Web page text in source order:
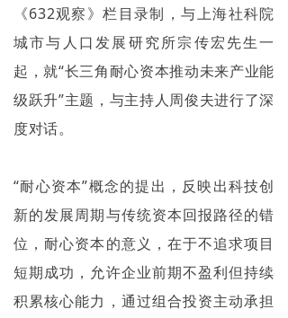
《632观察》栏目录制，与上海社科院
城市与人口发展研究所宗传宏先生一
起，就“长三角耐心资本推动未来产业能
级跃升”主题 ，与主持人周俊夫进行了深
度对话。
“耐心资本”概念的提出 ，反映出科技创
新的发展周期与传统资本回报路径的错
位，耐心资本的意义，在于不追求项目
短期成功，允许企业前期不盈利但持续
积累核心能力，通过组合投资主动承担